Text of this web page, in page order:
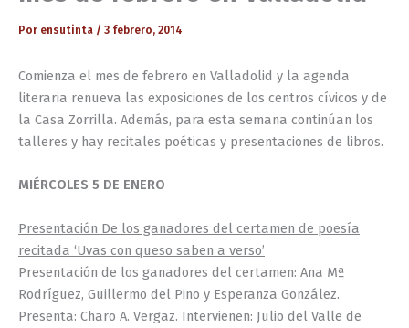
Por ensutinta / 3 febrero, 2014
Comienza el mes de febrero en Valladolid y la agenda
literaria renueva las exposiciones de los centros cívicos y de
la Casa Zorrilla. Además, para esta semana continúan los
talleres y hay recitales poéticas y presentaciones de libros.
MIÉRCOLES 5 DE ENERO
Presentación De los ganadores del certamen de poesía
recitada ‘Uvas con queso saben a verso’
Presentación de los ganadores del certamen: Ana Mª
Rodríguez, Guillermo del Pino y Esperanza González.
Presenta: Charo A. Vergaz. Intervienen: Julio del Valle de